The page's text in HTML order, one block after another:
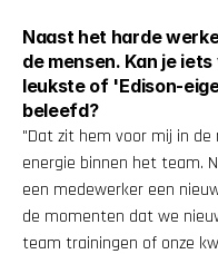
Naast het harde
de mensen. Kan je
leukste of 'Edison-
beleefd?
"Dat zit hem voor mij in
energie binnen het team.
een medewerker een
de momenten dat we
team trainingen of onze